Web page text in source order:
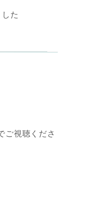
た
ご視聴くださ